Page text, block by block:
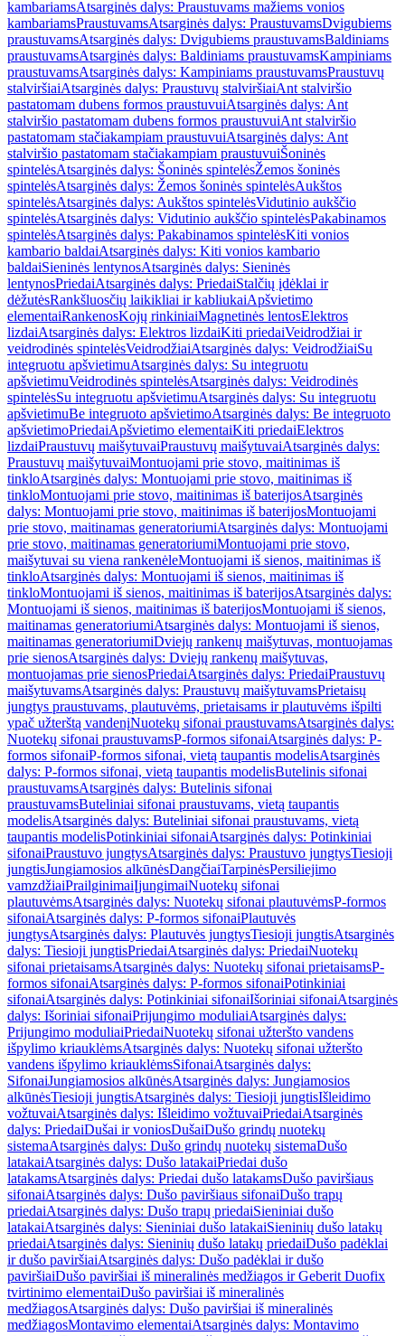
kambariamsAtsarginės dalys: Praustuvams mažiems vonios
kambariamsPraustuvamsAtsarginės dalys: PraustuvamsDvigubiems
praustuvamsAtsarginės dalys: Dvigubiems praustuvamsBaldiniams
praustuvamsAtsarginės dalys: Baldiniams praustuvamsKampiniams
praustuvamsAtsarginės dalys: Kampiniams praustuvamsPraustuvų
stalviršiaiAtsarginės dalys: Praustuvų stalviršiaiAnt stalviršio
pastatomam dubens formos praustuvuiAtsarginės dalys: Ant
stalviršio pastatomam dubens formos praustuvuiAnt stalviršio
pastatomam stačiakampiam praustuvuiAtsarginės dalys: Ant
stalviršio pastatomam stačiakampiam praustuvuiŠoninės
spintelėsAtsarginės dalys: Šoninės spintelėsŽemos šoninės
spintelėsAtsarginės dalys: Žemos šoninės spintelėsAukštos
spintelėsAtsarginės dalys: Aukštos spintelėsVidutinio aukščio
spintelėsAtsarginės dalys: Vidutinio aukščio spintelėsPakabinamos
spintelėsAtsarginės dalys: Pakabinamos spintelėsKiti vonios
kambario baldaiAtsarginės dalys: Kiti vonios kambario
baldaiSieninės lentynosAtsarginės dalys: Sieninės
lentynosPriedaiAtsarginės dalys: PriedaiStalčių įdėklai ir
dėžutėsRankšluosčių laikikliai ir kabliukaiApšvietimo
elementaiRankenosKojų rinkiniaiMagnetinės lentosElektros
lizdaiAtsarginės dalys: Elektros lizdaiKiti priedaiVeidrodžiai ir
veidrodinės spintelėsVeidrodžiaiAtsarginės dalys: VeidrodžiaiSu
integruotu apšvietimuAtsarginės dalys: Su integruotu
apšvietimuVeidrodinės spintelėsAtsarginės dalys: Veidrodinės
spintelėsSu integruotu apšvietimuAtsarginės dalys: Su integruotu
apšvietimuBe integruoto apšvietimoAtsarginės dalys: Be integruoto
apšvietimoPriedaiApšvietimo elementaiKiti priedaiElektros
lizdaiPraustuvų maišytuvaiPraustuvų maišytuvaiAtsarginės dalys:
Praustuvų maišytuvaiMontuojami prie stovo, maitinimas iš
tinkloAtsarginės dalys: Montuojami prie stovo, maitinimas iš
tinkloMontuojami prie stovo, maitinimas iš baterijosAtsarginės
dalys: Montuojami prie stovo, maitinimas iš baterijosMontuojami
prie stovo, maitinamas generatoriumiAtsarginės dalys: Montuojami
prie stovo, maitinamas generatoriumiMontuojami prie stovo,
maišytuvai su viena rankenėleMontuojami iš sienos, maitinimas iš
tinkloAtsarginės dalys: Montuojami iš sienos, maitinimas iš
tinkloMontuojami iš sienos, maitinimas iš baterijosAtsarginės dalys:
Montuojami iš sienos, maitinimas iš baterijosMontuojami iš sienos,
maitinamas generatoriumiAtsarginės dalys: Montuojami iš sienos,
maitinamas generatoriumiDviejų rankenų maišytuvas, montuojamas
prie sienosAtsarginės dalys: Dviejų rankenų maišytuvas,
montuojamas prie sienosPriedaiAtsarginės dalys: PriedaiPraustuvų
maišytuvamsAtsarginės dalys: Praustuvų maišytuvamsPrietaisų
jungtys praustuvams, plautuvėms, prietaisams ir plautuvėms išpilti
ypač užterštą vandenįNuotekų sifonai praustuvamsAtsarginės dalys:
Nuotekų sifonai praustuvamsP-formos sifonaiAtsarginės dalys: P-
formos sifonaiP-formos sifonai, vietą taupantis modelisAtsarginės
dalys: P-formos sifonai, vietą taupantis modelisButelinis sifonai
praustuvamsAtsarginės dalys: Butelinis sifonai
praustuvamsButeliniai sifonai praustuvams, vietą taupantis
modelisAtsarginės dalys: Buteliniai sifonai praustuvams, vietą
taupantis modelisPotinkiniai sifonaiAtsarginės dalys: Potinkiniai
sifonaiPraustuvo jungtysAtsarginės dalys: Praustuvo jungtysTiesioji
jungtisJungiamosios alkūnėsDangčiaiTarpinėsPersiliejimo
vamzdžiaiPrailginimaiĮjungimaiNuotekų sifonai
plautuvėmsAtsarginės dalys: Nuotekų sifonai plautuvėmsP-formos
sifonaiAtsarginės dalys: P-formos sifonaiPlautuvės
jungtysAtsarginės dalys: Plautuvės jungtysTiesioji jungtisAtsarginės
dalys: Tiesioji jungtisPriedaiAtsarginės dalys: PriedaiNuotekų
sifonai prietaisamsAtsarginės dalys: Nuotekų sifonai prietaisamsP-
formos sifonaiAtsarginės dalys: P-formos sifonaiPotinkiniai
sifonaiAtsarginės dalys: Potinkiniai sifonaiIšoriniai sifonaiAtsarginės
dalys: Išoriniai sifonaiPrijungimo moduliaiAtsarginės dalys:
Prijungimo moduliaiPriedaiNuotekų sifonai užteršto vandens
išpylimo kriauklėmsAtsarginės dalys: Nuotekų sifonai užteršto
vandens išpylimo kriauklėmsSifonaiAtsarginės dalys:
SifonaiJungiamosios alkūnėsAtsarginės dalys: Jungiamosios
alkūnėsTiesioji jungtisAtsarginės dalys: Tiesioji jungtisIšleidimo
vožtuvaiAtsarginės dalys: Išleidimo vožtuvaiPriedaiAtsarginės
dalys: PriedaiDušai ir voniosDušaiDušo grindų nuotekų
sistemaAtsarginės dalys: Dušo grindų nuotekų sistemaDušo
latakaiAtsarginės dalys: Dušo latakaiPriedai dušo
latakamsAtsarginės dalys: Priedai dušo latakamsDušo paviršiaus
sifonaiAtsarginės dalys: Dušo paviršiaus sifonaiDušo trapų
priedaiAtsarginės dalys: Dušo trapų priedaiSieniniai dušo
latakaiAtsarginės dalys: Sieniniai dušo latakaiSieninių dušo latakų
priedaiAtsarginės dalys: Sieninių dušo latakų priedaiDušo padėklai
ir dušo paviršiaiAtsarginės dalys: Dušo padėklai ir dušo
paviršiaiDušo paviršiai iš mineralinės medžiagos ir Geberit Duofix
tvirtinimo elementaiDušo paviršiai iš mineralinės
medžiagosAtsarginės dalys: Dušo paviršiai iš mineralinės
medžiagosMontavimo elementaiAtsarginės dalys: Montavimo